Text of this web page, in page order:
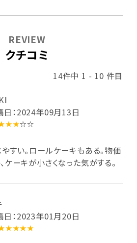
クチコミ
REVIEW
14件中 1 - 10 件目
日：2024年09月13日
☆☆
すい。ロールケーキもある。物価
ケーキが小さくなった気がする。
日：2023年01月20日